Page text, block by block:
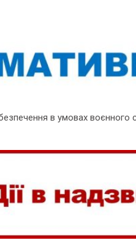
в умовах воєнного